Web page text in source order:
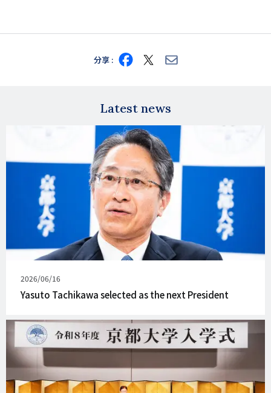
分享 Share
on
Share
on
Share
via
Latest news
发
表
日
2026/06/16
Yasuto Tachikawa selected as the next President